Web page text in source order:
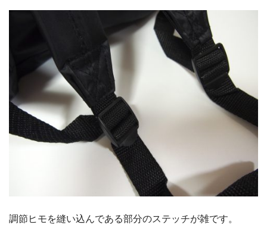
調節ヒモを縫い込んである部分のステッチが雑です。